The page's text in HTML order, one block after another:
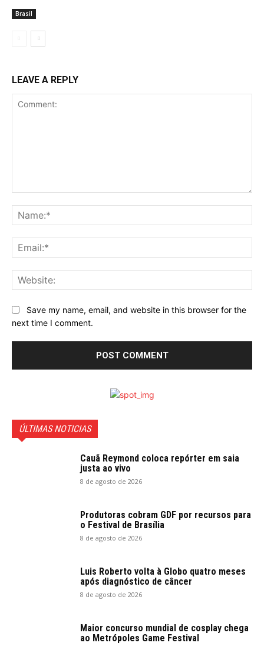
Brasil
LEAVE A REPLY
Save my name, email, and website in this browser for the
next time I comment.
ÚLTIMAS NOTICIAS
Cauã Reymond coloca repórter em saia
justa ao vivo
8 de agosto de 2026
Produtoras cobram GDF por recursos para
o Festival de Brasília
8 de agosto de 2026
Luis Roberto volta à Globo quatro meses
após diagnóstico de câncer
8 de agosto de 2026
Maior concurso mundial de cosplay chega
ao Metrópoles Game Festival